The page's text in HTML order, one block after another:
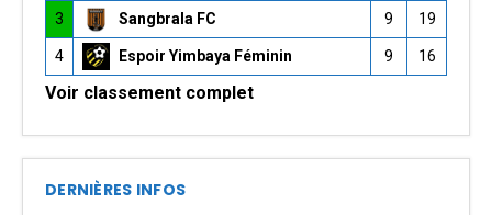
3 Sangbrala FC 9 19
4 Espoir Yimbaya Féminin 9 16
Voir classement complet
DERNIÈRES INFOS